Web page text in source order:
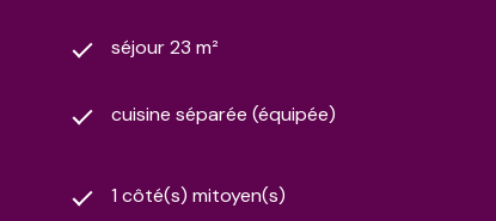
séjour 23 m²
cuisine séparée (équipée)
1 côté(s) mitoyen(s)